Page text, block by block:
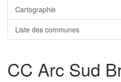
Cartographie
Liste des communes
CC Arc Sud